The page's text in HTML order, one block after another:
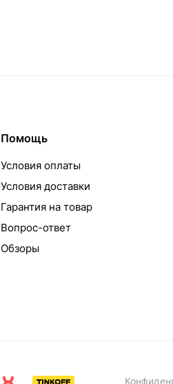
Помощь
Условия оплаты
Условия доставки
Гарантия на товар
Вопрос-ответ
Обзоры